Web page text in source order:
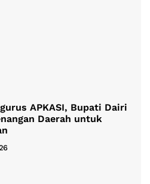
APKASI, Bupati Dairi
Daerah untuk